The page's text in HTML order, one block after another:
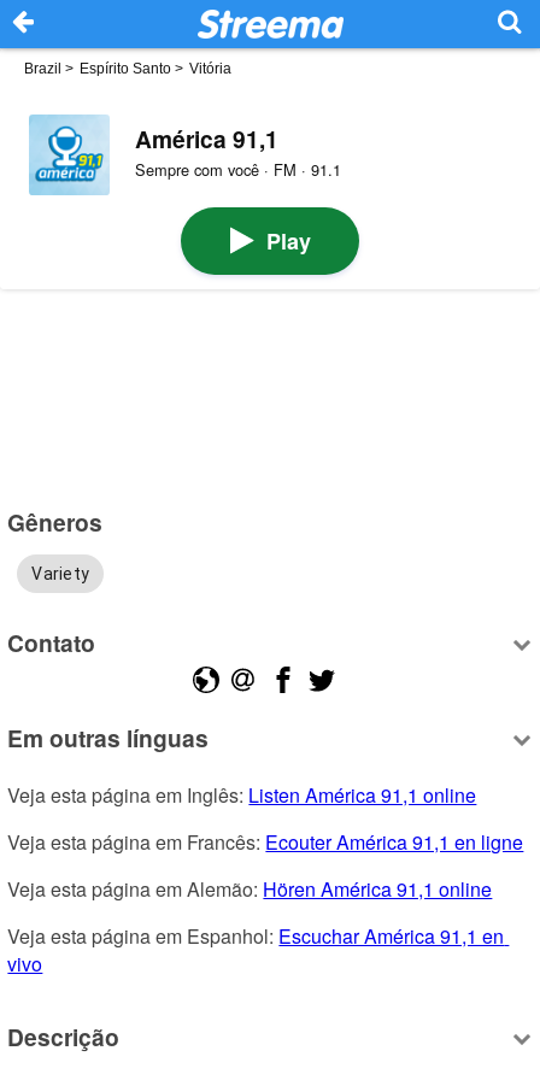
Brazil > Espírito Santo > Vitória
América 91,1
Sempre com você · FM · 91.1
Play
Gêneros
Variety
Contato
Em outras línguas
Veja esta página em Inglês: Listen América 91,1 online
Veja esta página em Francês: Ecouter América 91,1 en ligne
Veja esta página em Alemão: Hören América 91,1 online
Veja esta página em Espanhol: Escuchar América 91,1 en
vivo
Descrição